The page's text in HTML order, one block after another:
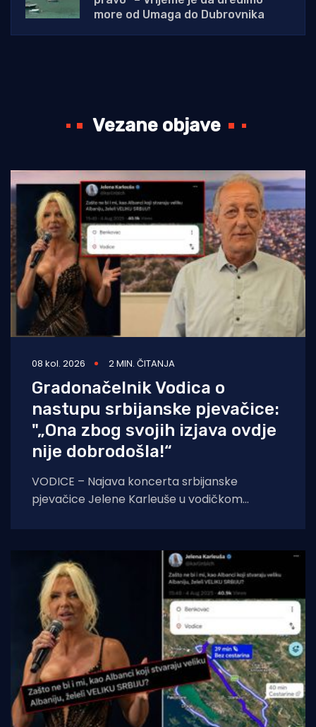
more od Umaga do Dubrovnika
Vezane objave
08 kol. 2026 2 MIN. ČITANJA
Gradonačelnik Vodica o
nastupu srbijanske pjevačice:
"„Ona zbog svojih izjava ovdje
nije dobrodošla!“
VODICE – Najava koncerta srbijanske
pjevačice Jelene Karleuše u vodičkom